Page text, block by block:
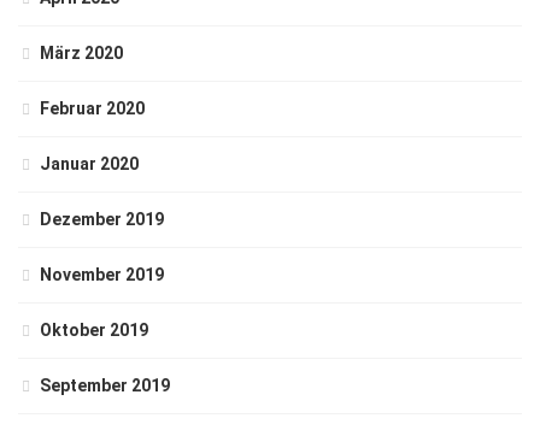
März 2020
Februar 2020
Januar 2020
Dezember 2019
November 2019
Oktober 2019
September 2019